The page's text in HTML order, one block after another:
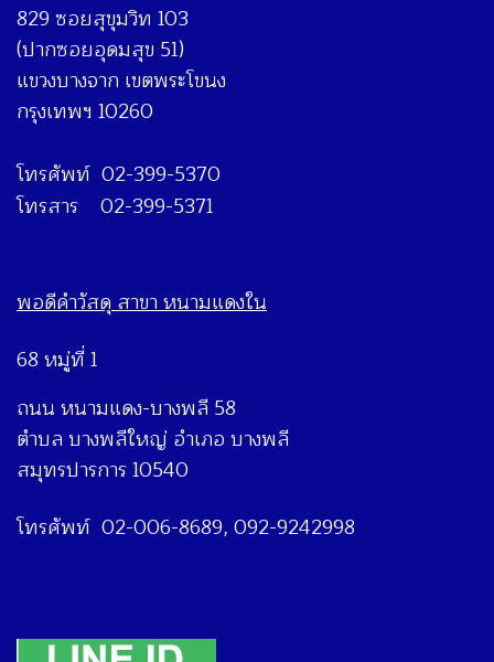
829 ซอยสุขุมวิท 103
(ปากซอยอุดมสุข 51)
แขวงบางจาก เขตพระโขนง
กรุงเทพฯ 10260
โทรศัพท์ 02-399-5370
โทรสาร 02-399-5371
พอดีคำวัสดุ สาขา หนามแดงใน
68 หมู่ที่ 1
ถนน หนามแดง-บางพลี 58
ตำบล บางพลีใหญ่ อำเภอ บางพลี
สมุทรปารการ 10540
โทรศัพท์ 02-006-8689, 092-9242998